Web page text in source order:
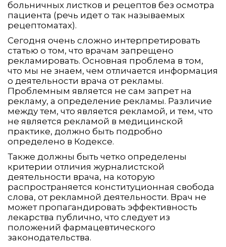
больничных листков и рецептов без осмотра
пациента (речь идет о так называемых
рецептоматах).
Сегодня очень сложно интерпретировать
статью о том, что врачам запрещено
рекламировать. Основная проблема в том,
что мы не знаем, чем отличается информация
о деятельности врача от рекламы.
Проблемным является не сам запрет на
рекламу, а определение рекламы. Различие
между тем, что является рекламой, и тем, что
не является рекламой в медицинской
практике, должно быть подробно
определено в Кодексе.
Также должны быть четко определены
критерии отличия журналистской
деятельности врача, на которую
распространяется конституционная свобода
слова, от рекламной деятельности. Врач не
может пропагандировать эффективность
лекарства публично, что следует из
положений фармацевтического
законодательства.